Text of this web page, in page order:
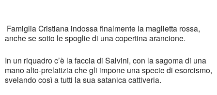
Famiglia Cristiana indossa finalmente la maglietta rossa,
anche se sotto le spoglie di una copertina arancione.
In un riquadro c’è la faccia di Salvini, con la sagoma di una
mano alto-prelatizia che gli impone una specie di esorcismo,
svelando così a tutti la sua satanica cattiveria.